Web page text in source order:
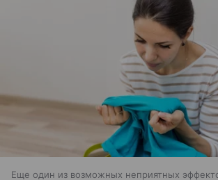
Еще один из возможных неприятных